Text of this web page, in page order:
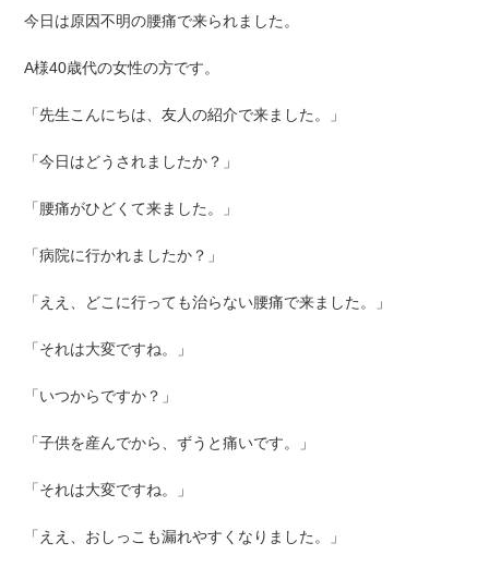
今日は原因不明の腰痛で来られました。
A様40歳代の女性の方です。
「先生こんにちは、友人の紹介で来ました。」
「今日はどうされましたか？」
「腰痛がひどくて来ました。」
「病院に行かれましたか？」
「ええ、どこに行っても治らない腰痛で来ました。」
「それは大変ですね。」
「いつからですか？」
「子供を産んでから、ずうと痛いです。」
「それは大変ですね。」
「ええ、おしっこも漏れやすくなりました。」